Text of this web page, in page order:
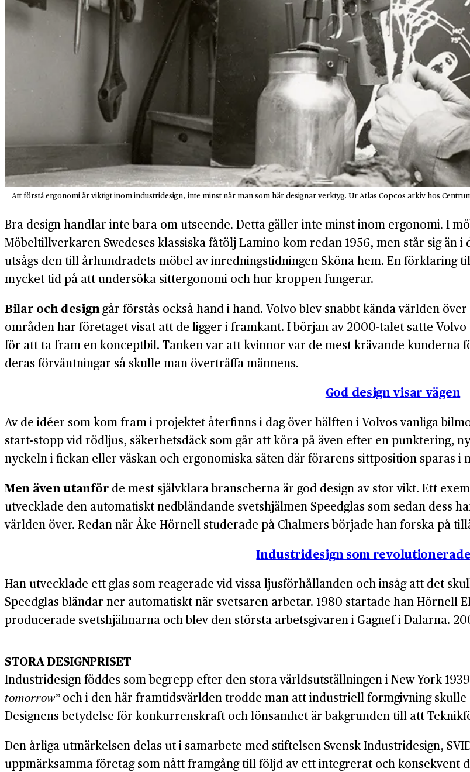
Att förstå ergonomi är viktigt inom industridesign, inte minst när man som här designar verktyg. Ur Atlas Copcos arkiv hos
Bra design handlar inte bara om utseende. Detta gäller inte minst inom ergonomi. I
Möbeltillverkaren Swedeses klassiska fåtölj Lamino kom redan 1956, men står sig än
utsågs den till århundradets möbel av inredningstidningen Sköna hem. En förklaring
mycket tid på att undersöka sittergonomi och hur kroppen fungerar.
Bilar och designgår förstås också hand i hand. Volvo blev snabbt kända världen
områden har företaget visat att de ligger i framkant. I början av 2000-talet satte
för att ta fram en konceptbil. Tanken var att kvinnor var de mest krävande
deras förväntningar så skulle man överträffa männens.
God design visar vägen
Av de idéer som kom fram i projektet återfinns i dag över hälften i Volvos vanliga
start-stopp vid rödljus, säkerhetsdäck som går att köra på även efter en punktering,
nyckeln i fickan eller väskan och ergonomiska säten där förarens sittposition sparas i
Men även utanför de mest självklara branscherna är god design av stor vikt. Ett
utvecklade den automatiskt nedbländande svetshjälmen Speedglas som sedan dess
världen över. Redan när Åke Hörnell studerade på Chalmers började han forska på
Industridesign som
Han utvecklade ett glas som reagerade vid vissa ljusförhållanden och insåg att det
Speedglas bländar ner automatiskt när svetsaren arbetar. 1980 startade han
producerade svetshjälmarna och blev den största arbetsgivaren i Gagnef i Dalarna.
STORA DESIGNPRISET
Industridesign föddes som begrepp efter den stora världsutställningen i New York
tomorrow”och i den här framtidsvärlden trodde man att industriell formgivning
Designens betydelse för konkurrenskraft och lönsamhet är bakgrunden till att
Den årliga utmärkelsen delas ut i samarbete med stiftelsen Svensk Industridesign,
uppmärksamma företag som nått framgång till följd av ett integrerat och konsekvent